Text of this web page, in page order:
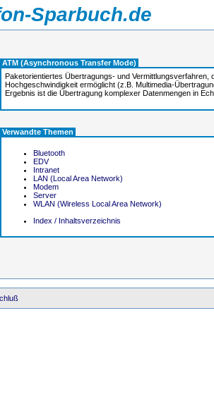
Sparbuch.de
ATM (Asynchronous Transfer Mode)
Paketorientiertes Übertragungs- und
Hochgeschwindigkeit ermöglicht (z.B. Multimedia-
Ergebnis ist die Übertragung komplexer Datenmengen in
Verwandte Themen
Bluetooth
EDV
Intranet
LAN (Local Area Network)
Modem
Server
WLAN (Wireless Local Area Network)
Index / Inhaltsverzeichnis